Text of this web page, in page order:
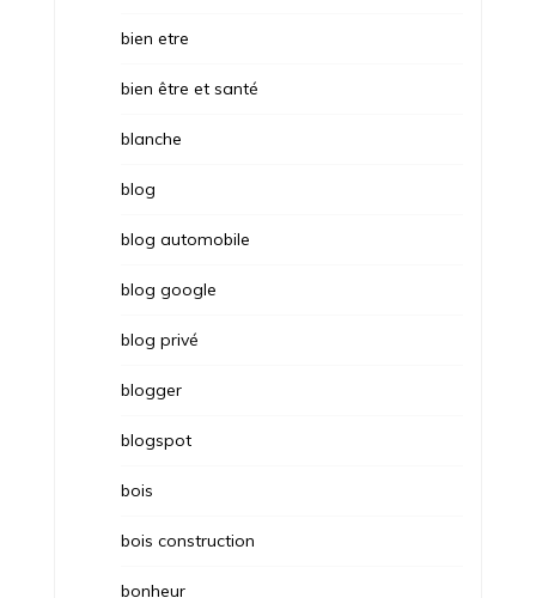
bien etre
bien être et santé
blanche
blog
blog automobile
blog google
blog privé
blogger
blogspot
bois
bois construction
bonheur